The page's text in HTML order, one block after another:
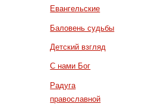
Евангельские
Баловень судьбы
Детский взгляд
С нами Бог
Радуга
православной